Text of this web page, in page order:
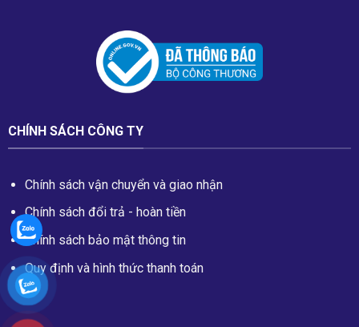
CHÍNH SÁCH CÔNG TY
Chính sách vận chuyển và giao nhận
Chính sách đổi trả - hoàn tiền
Chính sách bảo mật thông tin
Quy định và hình thức thanh toán